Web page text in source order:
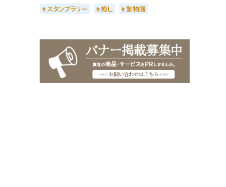
スタンプラリー
癒し 動物園